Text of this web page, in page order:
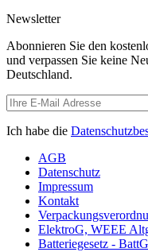
Newsletter
Abonnieren Sie den
und verpassen Sie keine
Deutschland.
Ich habe die
AGB
Datenschutz
Impressum
Kontakt
ElektroG, WEEE
Batteriegesetz - BattG